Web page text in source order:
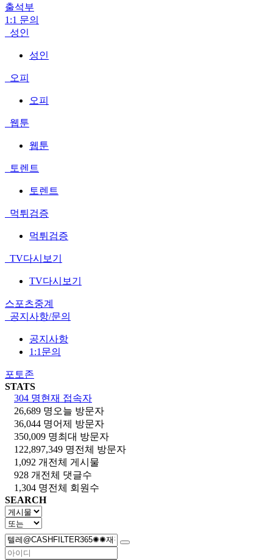
출석부
1:1 문의
성인
성인
오피
오피
웹툰
웹툰
토렌트
토렌트
먹튀검증
먹튀검증
TV다시보기
TV다시보기
스포츠중계
공지사항/문의
공지사항
1:1문의
포토존
STATS
304 명현재 접속자
26,689 명 오늘 방문자
36,044 명어제 방문자
350,009 명최대 방문자
122,897,349 명전체 방문자
1,092 개 전체 게시물
928 개 전체 댓글수
1,304 명전체 회원수
SEARCH